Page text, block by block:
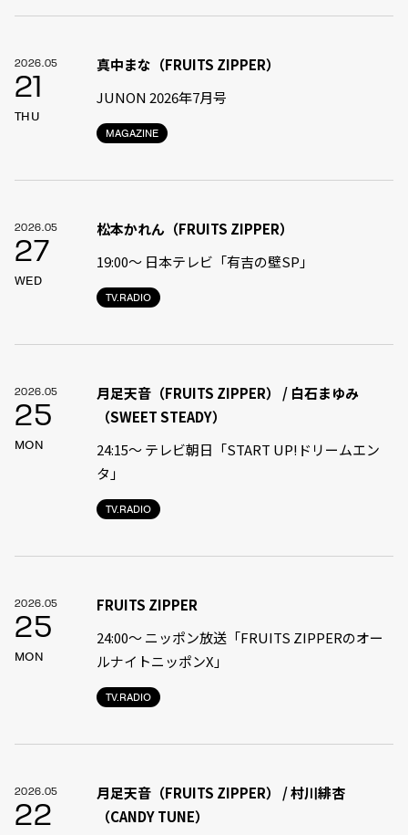
2026.05
21
THU
MAGAZINE
真中まな（FRUITS ZIPPER）
JUNON 2026年7月号
2026.05
27
WED
TV.RADIO
松本かれん（FRUITS ZIPPER）
19:00〜 日本テレビ「有吉の壁SP」
2026.05
25
MON
TV.RADIO
月足天音（FRUITS ZIPPER） / 白石まゆみ
（SWEET STEADY）
24:15〜 テレビ朝日「START UP!ドリームエン
タ」
2026.05
25
MON
TV.RADIO
FRUITS ZIPPER
24:00〜 ニッポン放送「FRUITS ZIPPERのオー
ルナイトニッポンX」
2026.05
22
月足天音（FRUITS ZIPPER） / 村川緋杏
（CANDY TUNE）